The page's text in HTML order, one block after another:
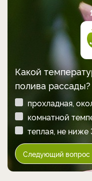
Какой
полива рассады?
прохладная,
комнатной
теплая, не ниже
Следующий вопрос